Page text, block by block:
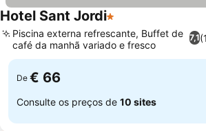
Hotel Sant Jordi1 Estrelas
7,1
Piscina externa refrescante, Buffet de
café da manhã variado e fresco
De € 66
Consulte os preços de 10 sites